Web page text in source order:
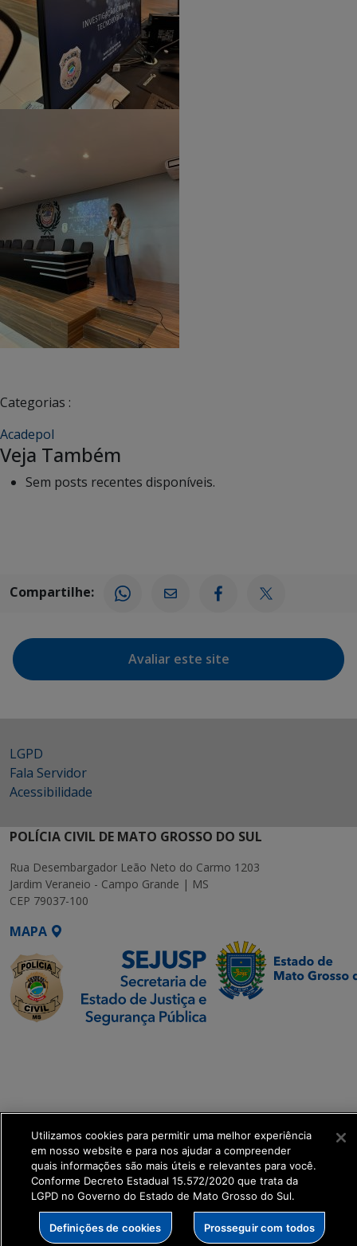
Categorias :
Acadepol
Veja Também
Sem posts recentes disponíveis.
Compartilhe:
Avaliar este site
LGPD
Fala Servidor
Acessibilidade
POLÍCIA CIVIL DE MATO GROSSO DO SUL
Rua Desembargador Leão Neto do Carmo 1203
Jardim Veraneio - Campo Grande | MS
CEP 79037-100
MAPA
Utilizamos cookies para permitir uma melhor experiência
em nosso website e para nos ajudar a compreender
quais informações são mais úteis e relevantes para você.
Conforme Decreto Estadual 15.572/2020 que trata da
LGPD no Governo do Estado de Mato Grosso do Sul.
Definições de cookies Prosseguir com todos